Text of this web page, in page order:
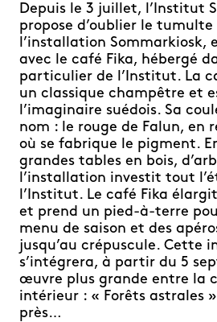
Depuis le 3 juillet, l’Institut
propose d’oublier le
l’installation Sommarkiosk,
avec le café Fika, hébergé
particulier de l’Institut. La
un classique champêtre et
l’imaginaire suédois. Sa
nom : le rouge de Falun, en
où se fabrique le pigment.
grandes tables en bois,
l’installation investit tout
l’Institut. Le café Fika
et prend un pied-à-terre
menu de saison et des
jusqu’au crépuscule. Cette
s’intégrera, à partir du 5
œuvre plus grande entre la
intérieur : « Forêts astrales
près…